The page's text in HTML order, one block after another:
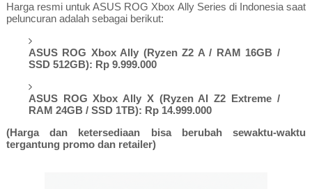
Harga resmi untuk ASUS ROG Xbox Ally Series di Indonesia saat
peluncuran adalah sebagai berikut:
ASUS ROG Xbox Ally (Ryzen Z2 A / RAM 16GB /
SSD 512GB): Rp 9.999.000
ASUS ROG Xbox Ally X (Ryzen AI Z2 Extreme /
RAM 24GB / SSD 1TB): Rp 14.999.000
(Harga dan ketersediaan bisa berubah sewaktu-waktu
tergantung promo dan retailer)